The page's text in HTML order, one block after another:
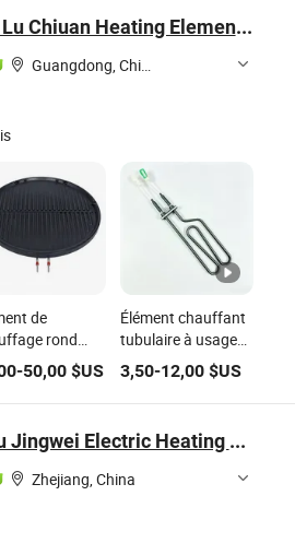
Dongguan Lu Chiuan Heating Elements Ind. Co., Ltd.
Guangdong, China
de
rond
de noir pour
électrique avec
CE Lu-
-50,00$US
Élément chauffant
tubulaire à usage
sec pour fours
approuvé CE RoHS
3,50-12,00$US
Shengzhou Jingwei Electric Heating Appliance Co., Ltd
Zhejiang, China